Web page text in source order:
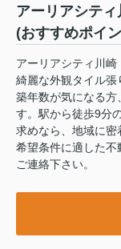
アーリアシテ
(おすすめポイ
アーリアシティ川
綺麗な外観タイル張
築年数が気になる方
す。駅から徒歩9分
求めなら、地域に
希望条件に適した
ご連絡下さい。